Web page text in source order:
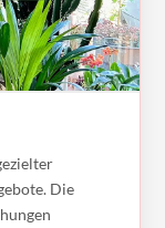
Die